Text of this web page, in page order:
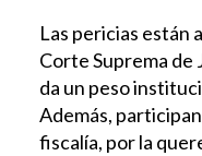
Las pericias están
Corte Suprema de
da un peso
Además,
fiscalía, por la